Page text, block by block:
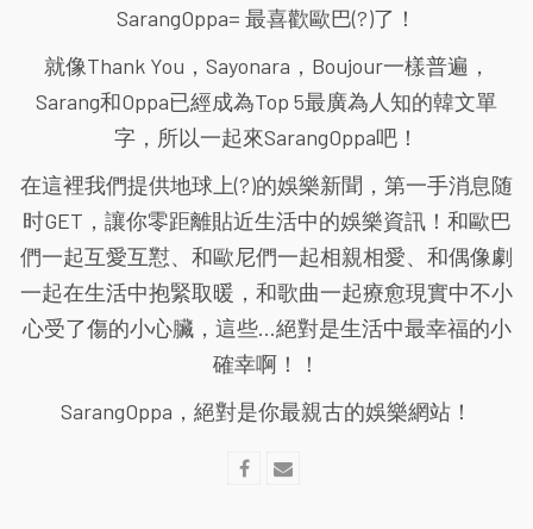
SarangOppa= 最喜歡歐巴(?)了！
就像Thank You，Sayonara，Boujour一樣普遍，
Sarang和Oppa已經成為Top 5最廣為人知的韓文單
字，所以一起來SarangOppa吧！
在這裡我們提供地球上(?)的娛樂新聞，第一手消息随
时GET，讓你零距離貼近生活中的娛樂資訊！和歐巴
們一起互愛互懟、和歐尼們一起相親相愛、和偶像劇
一起在生活中抱緊取暖，和歌曲一起療愈現實中不小
心受了傷的小心臟，這些...絕對是生活中最幸福的小
確幸啊！！
SarangOppa，絕對是你最親古的娛樂網站！